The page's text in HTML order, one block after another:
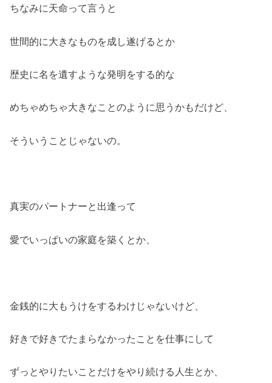
ちなみに天命って言うと
世間的に大きなものを成し遂げるとか
歴史に名を遺すような発明をする的な
めちゃめちゃ大きなことのように思うかもだけど、
そういうことじゃないの。
真実のパートナーと出逢って
愛でいっぱいの家庭を築くとか、
金銭的に大もうけをするわけじゃないけど、
好きで好きでたまらなかったことを仕事にして
ずっとやりたいことだけをやり続ける人生とか、